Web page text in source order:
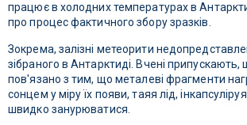
працює в холодних температурах в
про процес фактичного збору зразків.
Зокрема, залізні метеорити
зібраного в Антарктиді. Вчені
пов'язано з тим, що металеві фрагменти
сонцем у міру їх появи, таяя лід,
швидко занурюватися.